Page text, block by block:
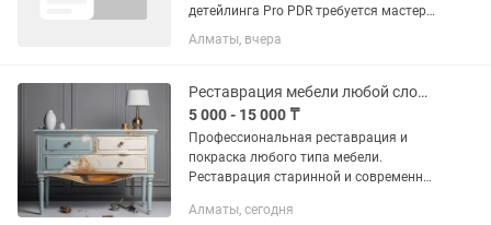
детейлинга Pro PDR требуется мастер
по удалению вмятин без покраски
(PDR), а также мастера смежных
шумоизоляция). Мы активно...
Алматы, вчера
Реставрация мебели любой сложности
5 000 - 15 000 ₸
Профессиональная реставрация и
покраска любого типа мебели.
Реставрация старинной и современной
из дерева (столов, стульев, комодов,
Алматы, сегодня